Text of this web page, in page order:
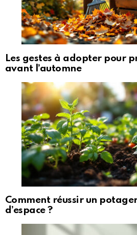
Les gestes à adopter pour
avant l’automne
Comment réussir un
d’espace ?